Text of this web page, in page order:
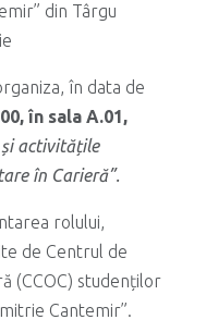
din Târgu
în data de
în sala A.01,
și activitățile
în Carieră”.
rolului,
de Centrul de
(CCOC) studenților
Cantemir”.